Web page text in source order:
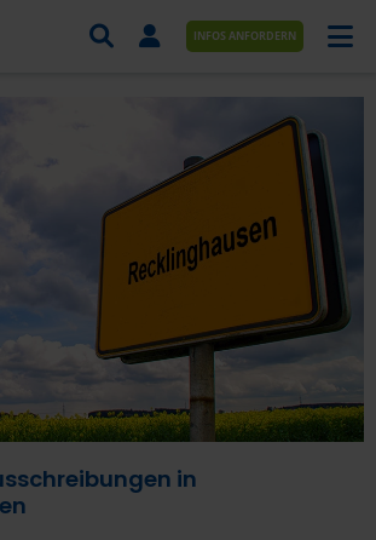
NACH BRANCHE
NACH ORT
UND LEISTUNGEN
AKADEMIE
ÜBER UNS
KONTAKT
INFOS ANFORDERN
in